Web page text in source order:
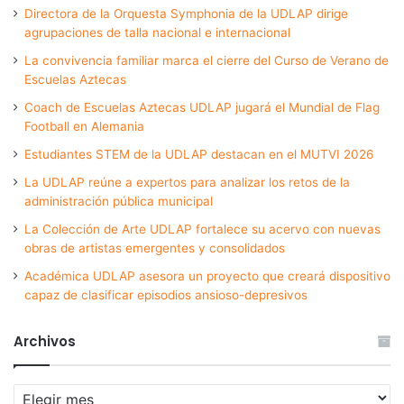
Directora de la Orquesta Symphonia de la UDLAP dirige
agrupaciones de talla nacional e internacional
La convivencia familiar marca el cierre del Curso de Verano de
Escuelas Aztecas
Coach de Escuelas Aztecas UDLAP jugará el Mundial de Flag
Football en Alemania
Estudiantes STEM de la UDLAP destacan en el MUTVI 2026
La UDLAP reúne a expertos para analizar los retos de la
administración pública municipal
La Colección de Arte UDLAP fortalece su acervo con nuevas
obras de artistas emergentes y consolidados
Académica UDLAP asesora un proyecto que creará dispositivo
capaz de clasificar episodios ansioso-depresivos
Archivos
Archivos